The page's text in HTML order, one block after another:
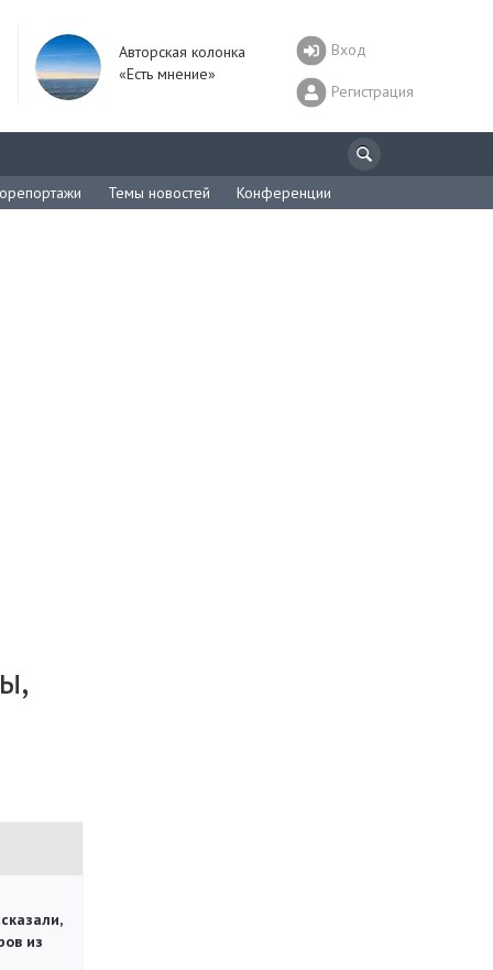
Авторская колонка
«Есть мнение»
Вход
Регистрация
Темы новостей Конференции
из